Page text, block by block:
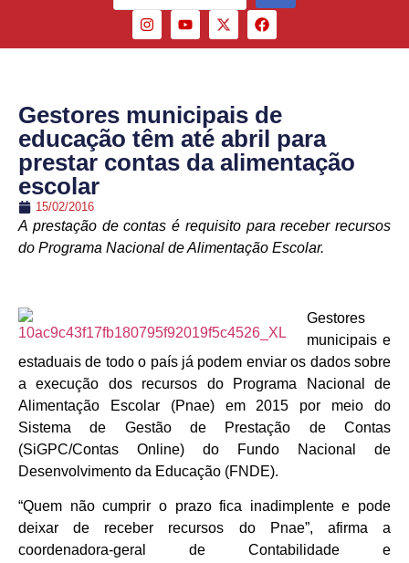
Gestores municipais de
educação têm até abril para
prestar contas da alimentação
escolar
15/02/2016
A prestação de contas é requisito para receber recursos
do Programa Nacional de Alimentação Escolar.
Gestores
municipais e
estaduais de todo o país já podem enviar os dados sobre
a execução dos recursos do Programa Nacional de
Alimentação Escolar (Pnae) em 2015 por meio do
Sistema de Gestão de Prestação de Contas
(SiGPC/Contas Online) do Fundo Nacional de
Desenvolvimento da Educação (FNDE).
“Quem não cumprir o prazo fica inadimplente e pode
deixar de receber recursos do Pnae”, afirma a
coordenadora-geral de Contabilidade e